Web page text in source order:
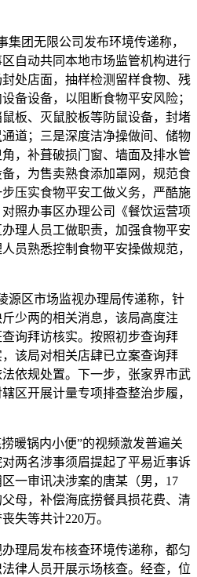
团无限公司发布环境传递称，
自动共同本地市场监管机构进行
处店面，抽样检测留样食物、残
备设备，以阻断食物平安风险；
板、灭鼠胶板等防鼠设备，封堵
道；三是深度洁净操做间、储物
，补葺破损门窗、墙面及排水管
，为售卖熟食添加罩网，规范食
压实食物平安工做义务，严酷施
照办事区办理公司《餐饮运营项
理人员工做职责，加强食物平安
员熟悉控制食物平安操做规范，
区市场监视办理局传递称，针
少两的相关消息，该局高度注
询拜访核实。按照初步查询拜
该局对相关店肆已立案查询拜
依规处置。下一步，张家界市武
区开展计量专项排查整治步履，
锅内小便”的视频激发普遍关
两名涉事须眉提起了平易近事诉
一审讯决涉案的唐某（男，17
母，补偿海底捞餐具损花费、清
失等共计220万。
局发布核查环境传递称，都匀
律人员开展示场核查。经查，位